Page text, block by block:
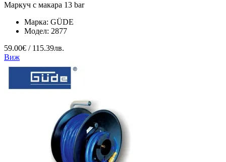
Маркуч с макара 13 bar
Марка: GÜDE
Модел: 2877
59.00€ / 115.39лв.
Виж